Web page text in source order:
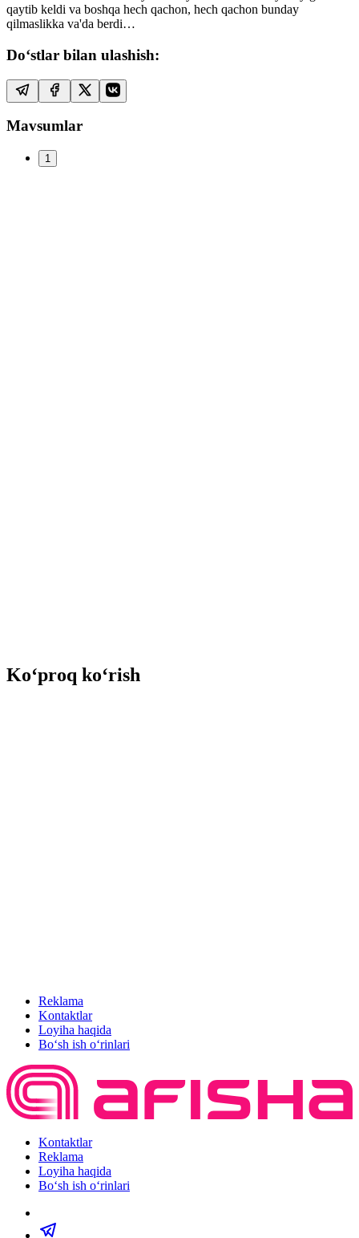
qaytib keldi va boshqa hech qachon, hech qachon bunday
qilmaslikka va'da berdi…
Do‘stlar bilan ulashish:
Mavsumlar
1
Ko‘proq ko‘rish
Reklama
Kontaktlar
Loyiha haqida
Bo‘sh ish o‘rinlari
Kontaktlar
Reklama
Loyiha haqida
Bo‘sh ish o‘rinlari